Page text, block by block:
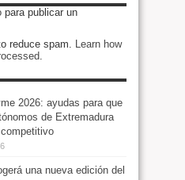
para publicar un
reduce spam. Learn how
.
2026: ayudas para que
de Extremadura
una nueva edición del